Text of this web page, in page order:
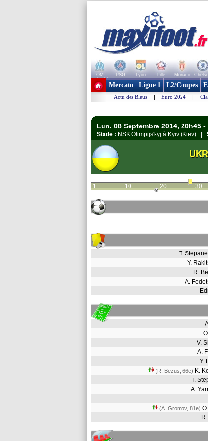
OM PSG Lyon Lille Monaco
+ de clubs
Mercato Ligue 1 L2/Coupes
Actu des Bleus | Euro 2024 |
Lun. 08 Septembre 2014, 20h45
Stade : NSK Olimpijs'kyj à Kyiv (Kiev) |
1 10 20 30
T.
Y.
R.
A.
V.
A.
Y.
(R. Bezus, 66e) K.
T.
A.
(A. Gromov, 81e)